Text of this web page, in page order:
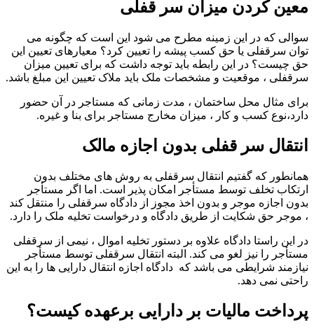
معین کردن میزان سر قفلی
سوالی که در این زمینه مطرح می شود این است که چگونه می
توان سرقفلی یا حق کسب پیشه را تعیین کرد؟ معیارهای تعیین این
حق چیست؟ در این رابطه باید توجه داشت که برای تعیین میزان
سرقفلی ، موقعیت و مشخصات ملک باید ملاک تعیین این مبلغ باشد.
برای مثال محل ساختمان ، مدت زمانی که مستاجر در آن حضور
دارد،نوع کسب و کار ، میزان مخارج مستاجر برای بنا و غیره.
انتقال سر قفلی بدون اجازه مالک
همانطور که گفتیم انتقال سرقفلی به روش های مختلف بدون
ارتکاب تخلف توسط مستأجر امکان پذیر است. اما اگر مستأجر
بدون اجازه موجر و بدون اخذ مجوز از دادگاه سرقفلی را منتقل کند
، موجر حق شکایت از طریق دادگاه و درخواست تخلیه ملک را دارد.
در این راستا دادگاه علاوه بر دستور تخلیه اموال ، نیمی از سرقفلی
مستأجر را نیز لغو می کند. البته انتقال سرقفلی توسط مستأجر
نیازمند شرایطی می باشد که دادگاه اجازه انتقال دارایی ها را به این
راحتی نمی دهد.
پرداخت مالیات بر دارایی برعهده کیست؟